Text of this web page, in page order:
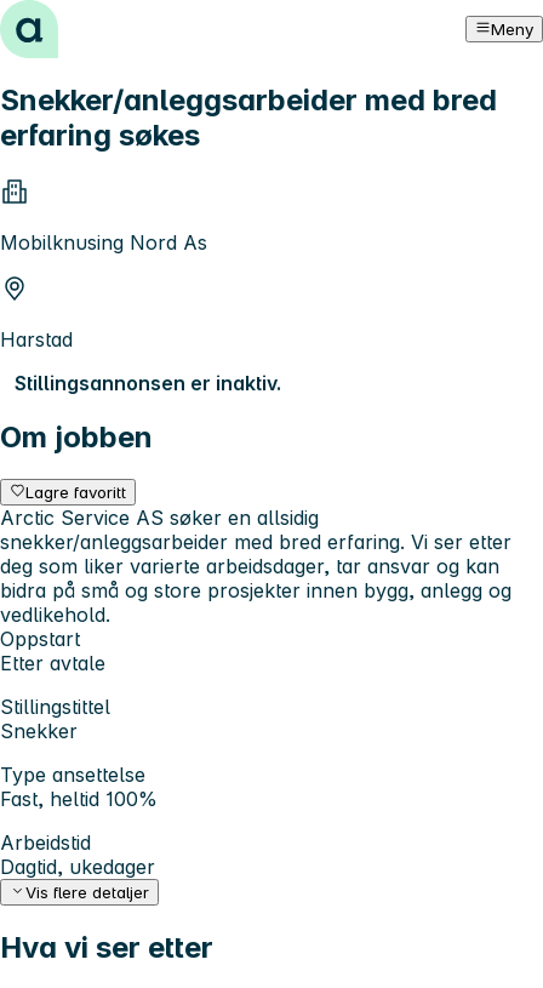
Hopp til innhold Meny
Snekker/anleggsarbeider med bred
erfaring søkes
Mobilknusing Nord As
Harstad
Stillingsannonsen er inaktiv.
Om jobben
Lagre favoritt
Arctic Service AS søker en allsidig
snekker/anleggsarbeider med bred erfaring. Vi ser etter
deg som liker varierte arbeidsdager, tar ansvar og kan
bidra på små og store prosjekter innen bygg, anlegg og
vedlikehold.
Oppstart
Etter avtale
Stillingstittel
Snekker
Type ansettelse
Fast, heltid 100%
Arbeidstid
Dagtid, ukedager
Vis flere detaljer
Hva vi ser etter